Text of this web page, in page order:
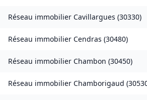
Réseau immobilier Cavillargues (30330)
Réseau immobilier Cendras (30480)
Réseau immobilier Chambon (30450)
Réseau immobilier Chamborigaud (